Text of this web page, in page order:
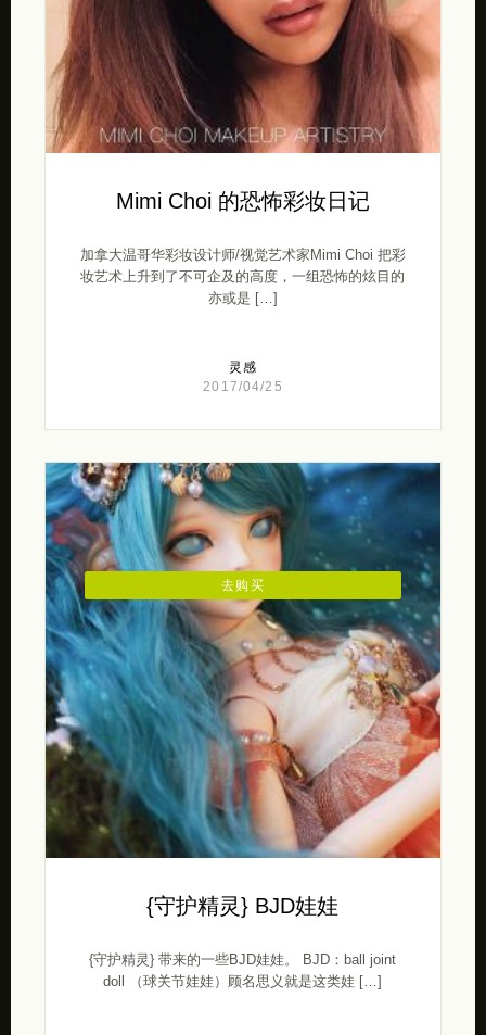
Mimi Choi 的恐怖彩妆日记
加拿大温哥华彩妆设计师/视觉艺术家Mimi Choi 把彩
妆艺术上升到了不可企及的高度，一组恐怖的炫目的
亦或是 […]
灵感
2017/04/25
去购买
{守护精灵} BJD娃娃
{守护精灵} 带来的一些BJD娃娃。 BJD：ball joint
doll （球关节娃娃）顾名思义就是这类娃 […]